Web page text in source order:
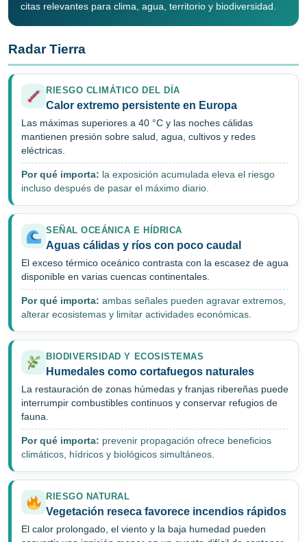
citas relevantes para clima, agua, territorio y biodiversidad.
Radar Tierra
RIESGO CLIMÁTICO DEL DÍA
Calor extremo persistente en Europa
Las máximas superiores a 40 °C y las noches cálidas
mantienen presión sobre salud, agua, cultivos y redes
eléctricas.
Por qué importa: la exposición acumulada eleva el riesgo
incluso después de pasar el máximo diario.
SEÑAL OCEÁNICA E HÍDRICA
Aguas cálidas y ríos con poco caudal
El exceso térmico oceánico contrasta con la escasez de agua
disponible en varias cuencas continentales.
Por qué importa: ambas señales pueden agravar extremos,
alterar ecosistemas y limitar actividades económicas.
BIODIVERSIDAD Y ECOSISTEMAS
Humedales como cortafuegos naturales
La restauración de zonas húmedas y franjas ribereñas puede
interrumpir combustibles continuos y conservar refugios de
fauna.
Por qué importa: prevenir propagación ofrece beneficios
climáticos, hídricos y biológicos simultáneos.
RIESGO NATURAL
Vegetación reseca favorece incendios rápidos
El calor prolongado, el viento y la baja humedad pueden